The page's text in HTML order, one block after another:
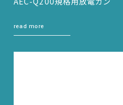
read more